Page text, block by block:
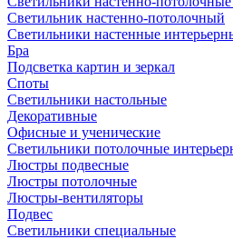
Светильник настенно-потолочный
Светильники настенные
Бра
Подсветка картин и зеркал
Споты
Светильники настольные
Декоративные
Офисные и ученические
Светильники потолочные
Люстры подвесные
Люстры потолочные
Люстры-вентиляторы
Подвес
Светильники специальные